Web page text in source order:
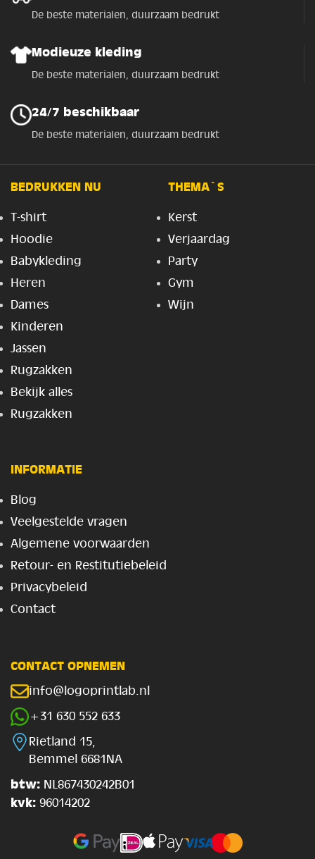
De beste materialen, duurzaam bedrukt
Modieuze kleding
De beste materialen, duurzaam bedrukt
24/7 beschikbaar
De beste materialen, duurzaam bedrukt
BEDRUKKEN NU
T-shirt
Hoodie
Babykleding
Heren
Dames
Kinderen
Jassen
Rugzakken
Bekijk alles
Rugzakken
THEMA`S
Kerst
Verjaardag
Party
Gym
Wijn
INFORMATIE
Blog
Veelgestelde vragen
Algemene voorwaarden
Retour- en Restitutiebeleid
Privacybeleid
Contact
CONTACT OPNEMEN
info@logoprintlab.nl
+31 630 552 633
Rietland 15,
Bemmel 6681NA
btw: NL867430242B01
kvk: 96014202